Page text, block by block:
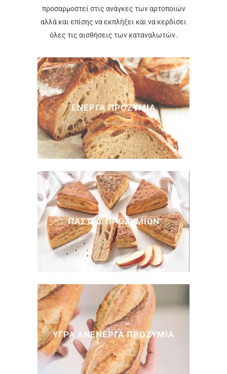
προσαρμοστεί στις ανάγκες των αρτοποιών
αλλά και επίσης να εκπλήξει και να κερδίσει
όλες τις αισθήσεις των καταναλωτών.
ΕΝΕΡΓΑ ΠΡΟΖΥΜΙΑ
> Δείτε Περισσότερα…
ΠΑΣΤΕΣ ΠΡΟΖΥΜΙΩΝ
> Δείτε Περισσότερα…
ΥΓΡΑ ΑΝΕΝΕΡΓΑ ΠΡΟΖΥΜΙΑ
> Δείτε Περισσότερα…